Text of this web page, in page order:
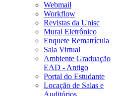
Webmail
Workflow
Revistas da Unisc
Mural Eletrônico
Enquete Rematrícula
Sala Virtual
Ambiente Graduação
EAD - Antigo
Portal do Estudante
Locação de Salas e
Auditórios